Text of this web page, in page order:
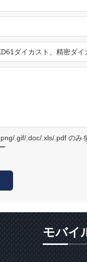
.gif/.doc/.xls/.pdf のみ
モバイ